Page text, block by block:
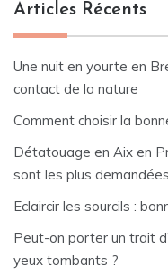
Articles Récents
Une nuit en yourte en
contact de la nature
Comment choisir la
Détatouage en Aix en
sont les plus
Eclaircir les sourcils :
Peut-on porter un trait
yeux tombants ?